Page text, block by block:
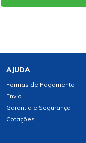
AJUDA
Formas de Pagamento
Envio
Garantia e Segurança
Cotações